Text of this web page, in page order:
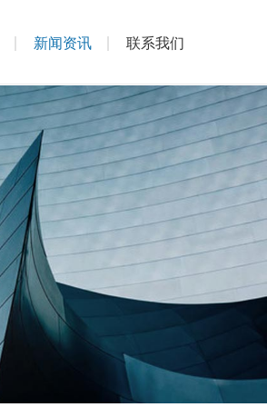
新闻资讯 联系我们